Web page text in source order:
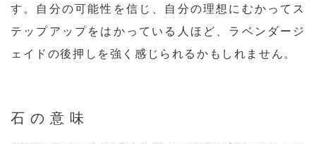
す。自分の可能性を信じ、自分の理想にむかってス
テップアップをはかっている人ほど、ラベンダージ
ェイドの後押しを強く感じられるかもしれません。
石の意味